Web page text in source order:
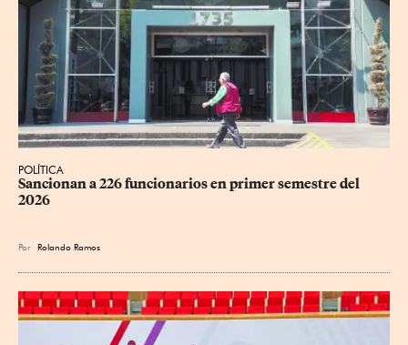
POLÍTICA
Sancionan a 226 funcionarios en primer semestre del
2026
Por Rolando Ramos